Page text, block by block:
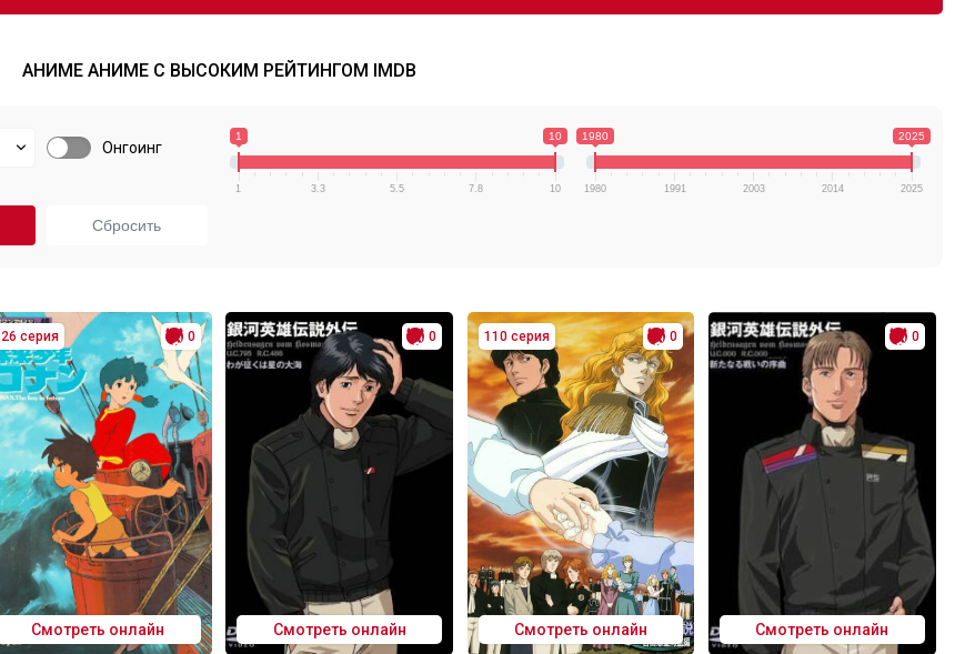
АНИМЕ АНИМЕ С ВЫСОКИМ РЕЙТИНГОМ IMDB
Онгоинг
1 10
1 3.3 5.5 7.8 10
1980 2025
1980 1991 2003 2014 2025
26 серия 0
Смотреть онлайн
0
Смотреть онлайн
110 серия 0
Смотреть онлайн
0
Смотреть онлайн